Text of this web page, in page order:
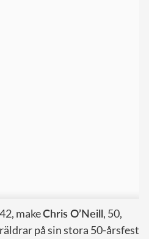
makeChris O’Neill, 50,
på sin stora 50-årsfest